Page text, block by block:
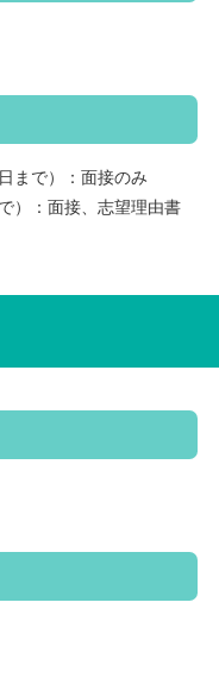
まで）：面接のみ
）：面接、志望理由書